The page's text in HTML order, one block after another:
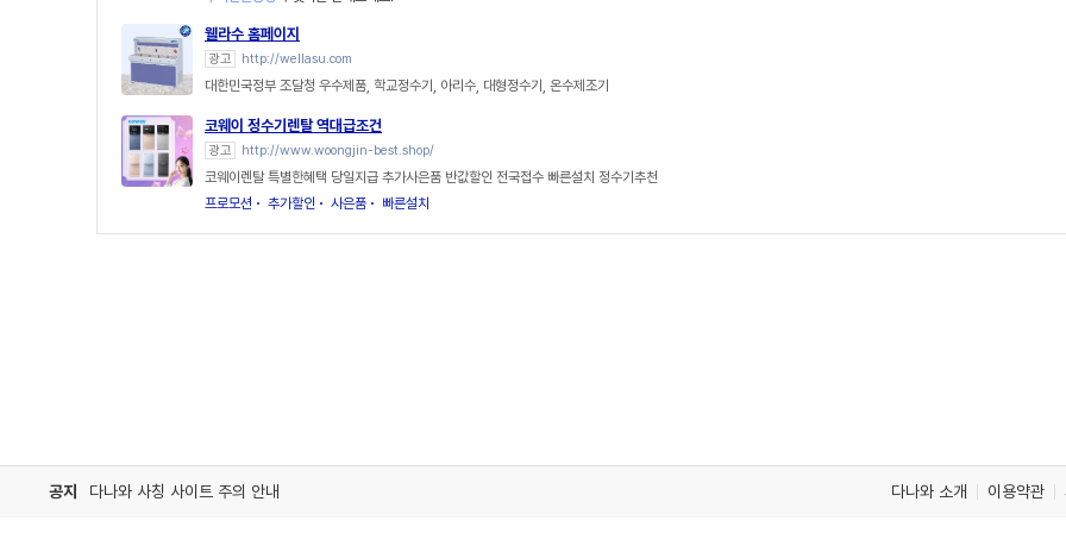
웰라수 홈페이지
광고 http://wellasu.com
대한민국정부 조달청 우수제품, 학교정수기, 아리수, 대형정수기, 온수제조기
코웨이 정수기렌탈 역대급조건
광고 http://www.woongjin-best.shop/
코웨이렌탈 특별한혜택 당일지급 추가사은품 반값할인 전국접수 빠른설치 정수기추천
프로모션
추가할인 사은품 빠른설치
공지 다나와 사칭 사이트 주의 안내 다나와 소개 이용약관